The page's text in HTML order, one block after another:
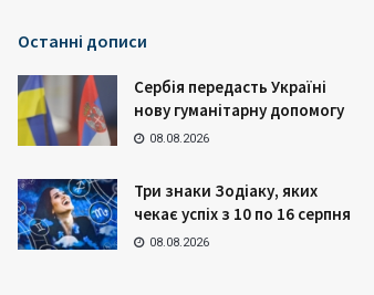
Останні дописи
Сербія передасть Україні
нову гуманітарну допомогу
08.08.2026
Три знаки Зодіаку, яких
чекає успіх з 10 по 16 серпня
08.08.2026